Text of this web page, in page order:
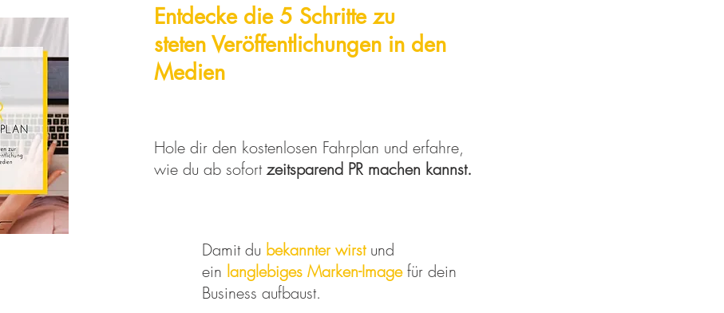
Entdecke die 5 Schritte zu
steten Veröffentlichungen in den
Medien
Hole dir den kostenlosen Fahrplan und erfahre,
wie du ab sofortzeitsparend PR machen kannst.
Damit du bekannter wirstund
ein langlebiges Marken-Imagefür dein
Business aufbaust.